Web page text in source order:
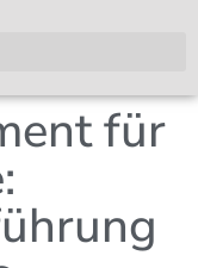
für